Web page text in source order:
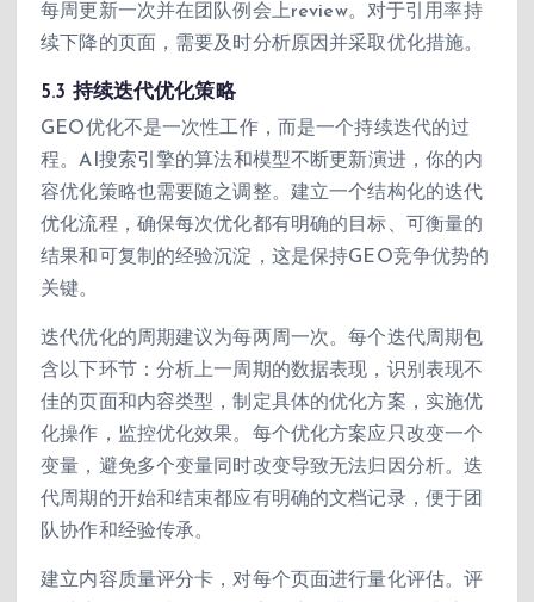
每周更新一次并在团队例会上review。对于引用率持
续下降的页面，需要及时分析原因并采取优化措施。
5.3 持续迭代优化策略
GEO优化不是一次性工作，而是一个持续迭代的过
程。AI搜索引擎的算法和模型不断更新演进，你的内
容优化策略也需要随之调整。建立一个结构化的迭代
优化流程，确保每次优化都有明确的目标、可衡量的
结果和可复制的经验沉淀，这是保持GEO竞争优势的
关键。
迭代优化的周期建议为每两周一次。每个迭代周期包
含以下环节：分析上一周期的数据表现，识别表现不
佳的页面和内容类型，制定具体的优化方案，实施优
化操作，监控优化效果。每个优化方案应只改变一个
变量，避免多个变量同时改变导致无法归因分析。迭
代周期的开始和结束都应有明确的文档记录，便于团
队协作和经验传承。
建立内容质量评分卡，对每个页面进行量化评估。评